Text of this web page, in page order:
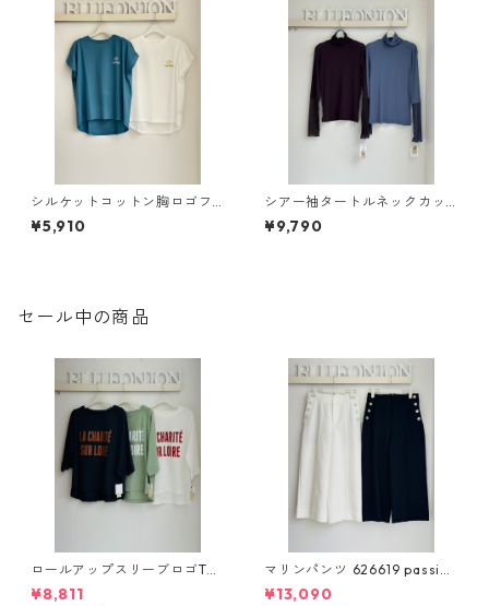
シルケットコットン胸ロゴフ
レンチスリーブTシャツ 980 -
25105 yamaguchiwholesaler
¥5,910
シアー袖タートルネックカッ
トソー 650 - 85007 cloche
¥9,790
セール中の商品
ロールアップスリーブロゴTシ
ャツ 612 - 85780 cloche
¥8,811
マリンパンツ 626619 passion
e
¥13,090